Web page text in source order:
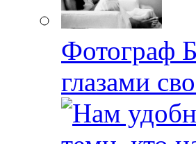
Фотограф
глазами